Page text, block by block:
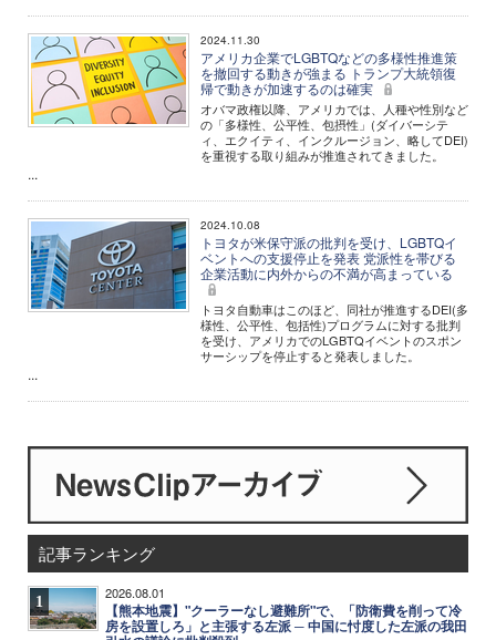
2024.11.30
アメリカ企業でLGBTQなどの多様性推進策
を撤回する動きが強まる トランプ大統領復
帰で動きが加速するのは確実
オバマ政権以降、アメリカでは、人種や性別など
の「多様性、公平性、包摂性」(ダイバーシテ
ィ、エクイティ、インクルージョン、略してDEI)
を重視する取り組みが推進されてきました。
...
2024.10.08
トヨタが米保守派の批判を受け、LGBTQイ
ベントへの支援停止を発表 党派性を帯びる
企業活動に内外からの不満が高まっている
トヨタ自動車はこのほど、同社が推進するDEI(多
様性、公平性、包括性)プログラムに対する批判
を受け、アメリカでのLGBTQイベントのスポン
サーシップを停止すると発表しました。
...
記事ランキング
1 2026.08.01
【熊本地震】"クーラーなし避難所"で、「防衛費を削って冷
房を設置しろ」と主張する左派 ─ 中国に忖度した左派の我田